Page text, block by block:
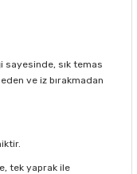
sayesinde, sık temas
ve iz bırakmadan
tek yaprak ile